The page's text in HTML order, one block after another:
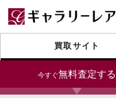
買取サイト
今すぐ無料査定する